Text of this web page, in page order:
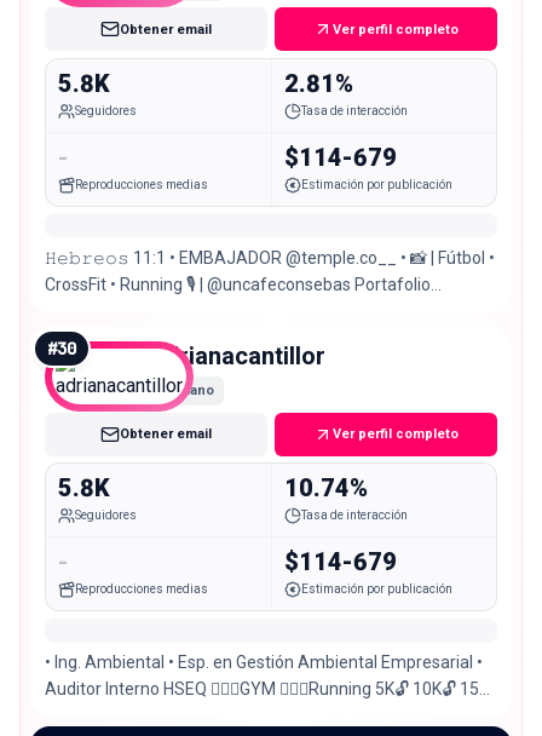
Obtener email Ver perfil completo
5.8K
Seguidores
2.81%
Tasa de interacción
-
Reproducciones medias
$114-679
Estimación por publicación
𝙷𝚎𝚋𝚛𝚎𝚘𝚜 11:1 • EMBAJADOR @temple.co__ • 📸 | Fútbol •
CrossFit • Running 🎙️ | @uncafeconsebas Portafolio
#30 adrianacantillor
Nano
Obtener email Ver perfil completo
5.8K
Seguidores
10.74%
Tasa de interacción
-
Reproducciones medias
$114-679
Estimación por publicación
• Ing. Ambiental • Esp. en Gestión Ambiental Empresarial •
Auditor Interno HSEQ 🏋🏻‍♀️GYM 🏃🏻‍♀️Running 5K🔓 10K🔓 15K